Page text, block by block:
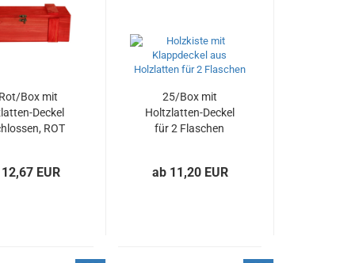
Box mit
Deckel
ROT
EUR
25/Box mit
Holtzlatten-Deckel
für 2 Flaschen
ab 11,20 EUR